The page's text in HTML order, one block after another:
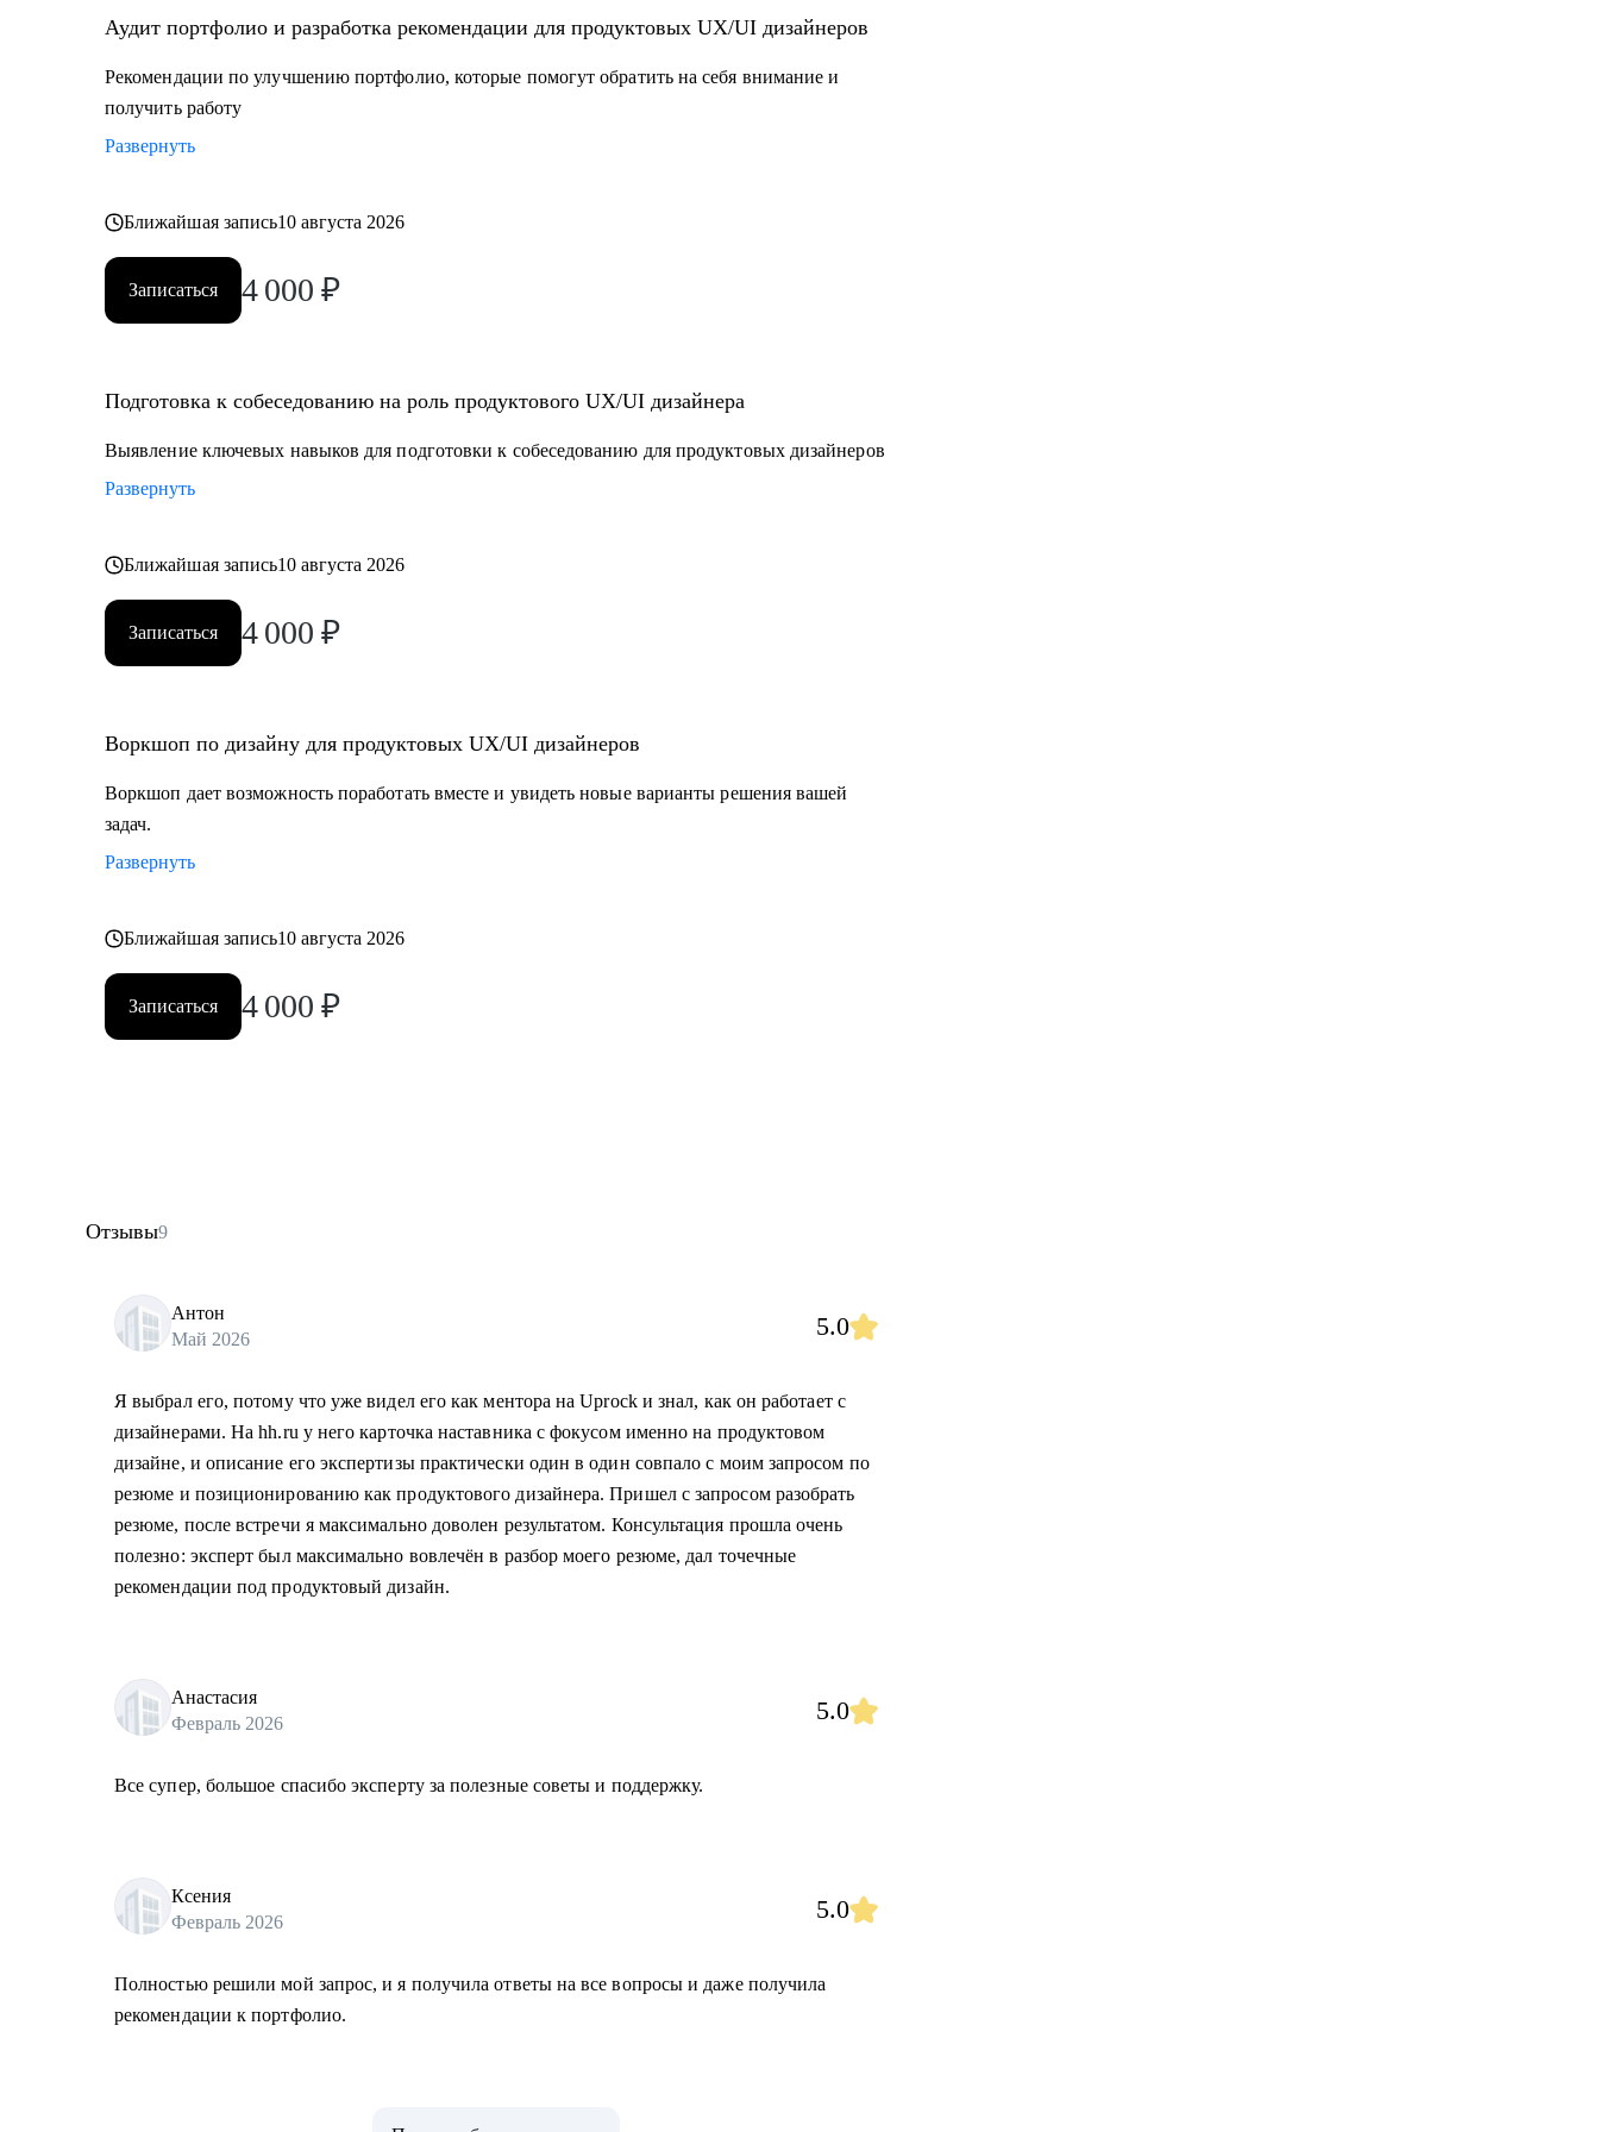
Аудит портфолио и разработка рекомендации для продуктовых UX/UI дизайнеров
Рекомендации по улучшению портфолио, которые помогут обратить на себя внимание и
получить работу
Развернуть
Ближайшая запись10 августа 2026
Записаться 4 000 ₽
Подготовка к собеседованию на роль продуктового UX/UI дизайнера
Выявление ключевых навыков для подготовки к собеседованию для продуктовых дизайнеров
Развернуть
Ближайшая запись10 августа 2026
Записаться 4 000 ₽
Воркшоп по дизайну для продуктовых UX/UI дизайнеров
Воркшоп дает возможность поработать вместе и увидеть новые варианты решения вашей
задач.
Развернуть
Ближайшая запись10 августа 2026
Записаться 4 000 ₽
Отзывы9
Антон
Май 2026
5.0
Я выбрал его, потому что уже видел его как ментора на Uprock и знал, как он работает с
дизайнерами. На hh.ru у него карточка наставника с фокусом именно на продуктовом
дизайне, и описание его экспертизы практически один в один совпало с моим запросом по
резюме и позиционированию как продуктового дизайнера. Пришел с запросом разобрать
резюме, после встречи я максимально доволен результатом. Консультация прошла очень
полезно: эксперт был максимально вовлечён в разбор моего резюме, дал точечные
рекомендации под продуктовый дизайн.
Анастасия
Февраль 2026
5.0
Все супер, большое спасибо эксперту за полезные советы и поддержку.
Ксения
Февраль 2026
5.0
Полностью решили мой запрос, и я получила ответы на все вопросы и даже получила
рекомендации к портфолио.